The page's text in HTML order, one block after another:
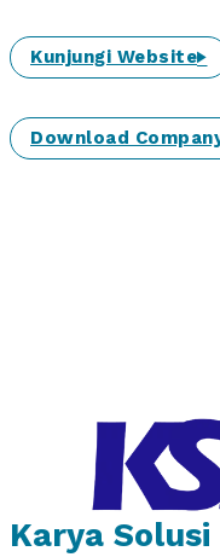
Kunjungi Website
Download
Karya